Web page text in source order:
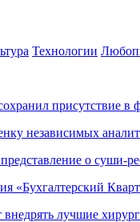
Технологии
присутствие в
независимых
о суши-
«Бухгалтерский
лучшие